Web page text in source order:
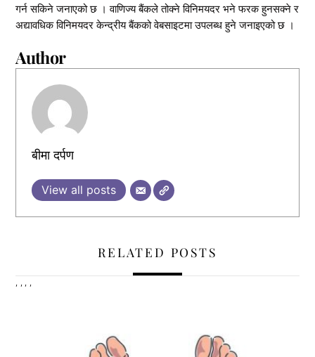
गर्न सकिने जनाएको छ । वाणिज्य बैंकले तोक्ने विनिमयदर भने फरक हुनसक्ने र
अद्यावधिक विनिमयदर केन्द्रीय बैंकको वेबसाइटमा उपलब्ध हुने जनाइएको छ ।
Author
बीमा दर्पण
View all posts
RELATED POSTS